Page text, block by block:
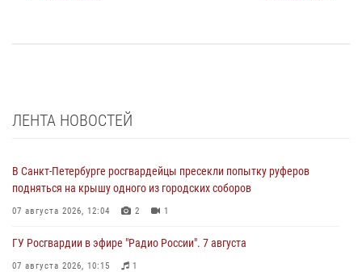
ЛЕНТА НОВОСТЕЙ
В Санкт-Петербурге росгвардейцы пресекли попытку руферов
подняться на крышу одного из городских соборов
07 августа 2026, 12:04 2 1
ГУ Росгвардии в эфире "Радио России". 7 августа
07 августа 2026, 10:15 1